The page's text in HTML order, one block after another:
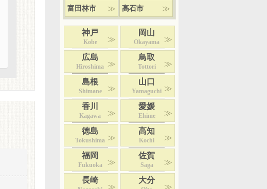
富田林市 高石市
神戸
Kobe
岡山
Okayama
広島
Hiroshima
鳥取
Tottori
島根
Shimane
山口
Yamaguchi
香川
Kagawa
愛媛
Ehime
徳島
Tokushima
高知
Kochi
福岡
Fukuoka
佐賀
Saga
長崎 大分